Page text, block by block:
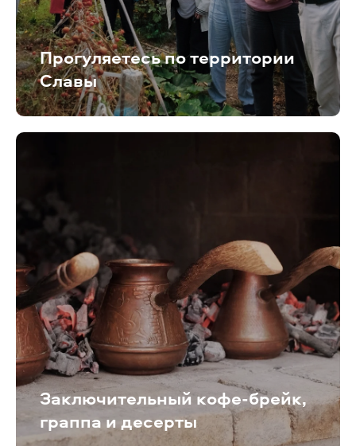
Прогуляетесь по территории
Славы
Заключительный кофе-брейк,
граппа и десерты